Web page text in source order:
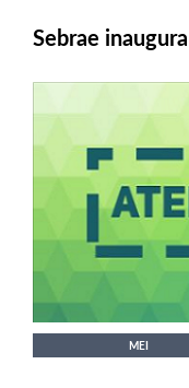
Sebrae
MEI